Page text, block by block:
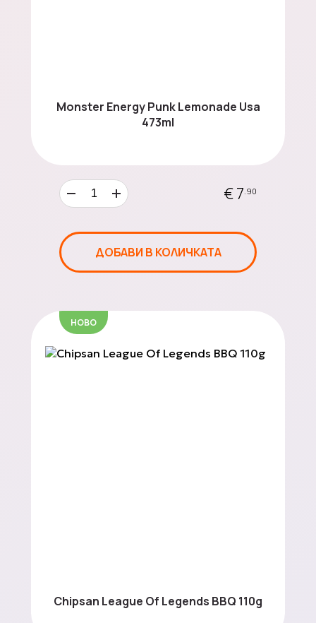
Monster Energy Punk Lemonade Usa
473ml
€ 7.90
ДОБАВИ В КОЛИЧКАТА
НОВО
Chipsan League Of Legends BBQ 110g